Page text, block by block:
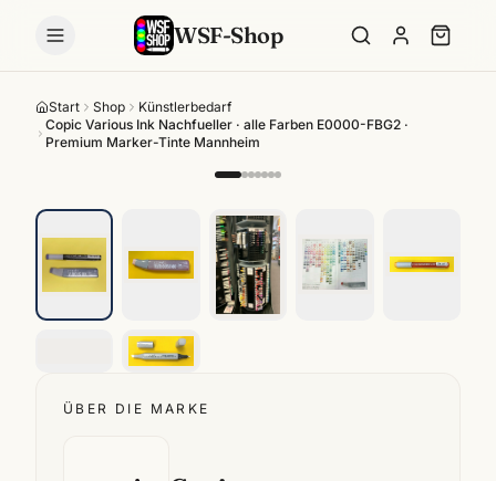
WSF-Shop
Start Shop
Künstlerbedarf
Copic Various Ink Nachfueller · alle Farben E0000-FBG2 ·
Premium Marker-Tinte Mannheim
ÜBER DIE MARKE